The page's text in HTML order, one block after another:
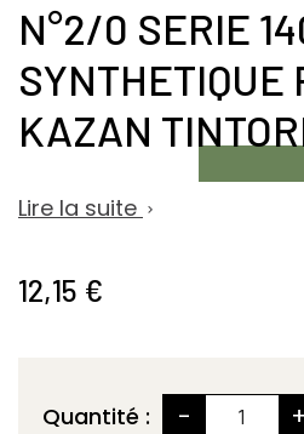
N°2/0 SERIE
SYNTHETIQUE
KAZAN
Lire la suite 
12,15 €
Quantité : - +